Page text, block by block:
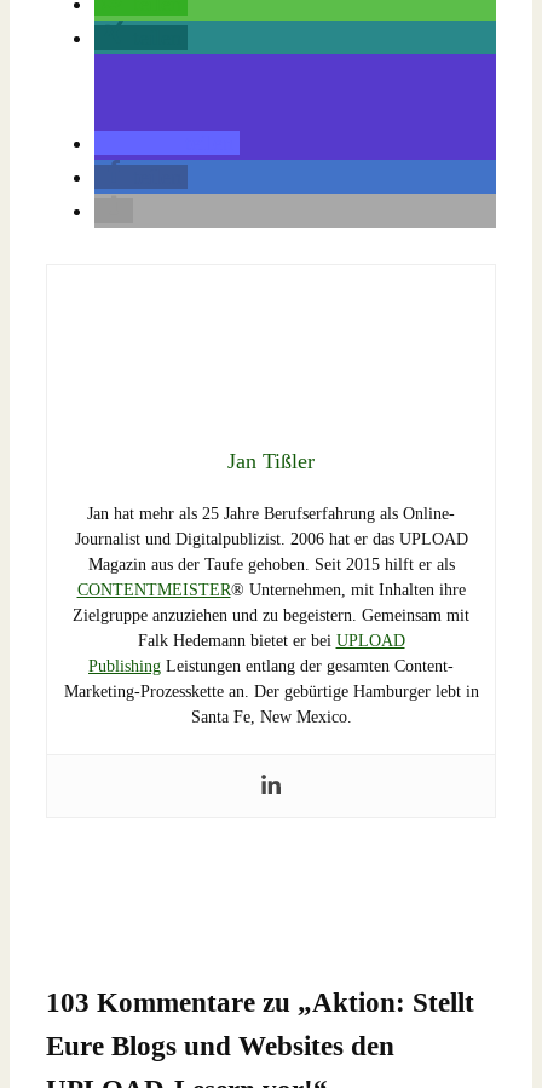
Jan Tißler
Jan hat mehr als 25 Jahre Berufserfahrung als Online-
Journalist und Digitalpublizist. 2006 hat er das UPLOAD
Magazin aus der Taufe gehoben. Seit 2015 hilft er als
CONTENTMEISTER® Unternehmen, mit Inhalten ihre
Zielgruppe anzuziehen und zu begeistern. Gemeinsam mit
Falk Hedemann bietet er bei UPLOAD
Publishing Leistungen entlang der gesamten Content-
Marketing-Prozesskette an. Der gebürtige Hamburger lebt in
Santa Fe, New Mexico.
103 Kommentare zu „Aktion: Stellt
Eure Blogs und Websites den